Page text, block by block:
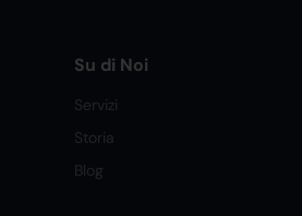
Su di Noi
Servizi
Storia
Blog